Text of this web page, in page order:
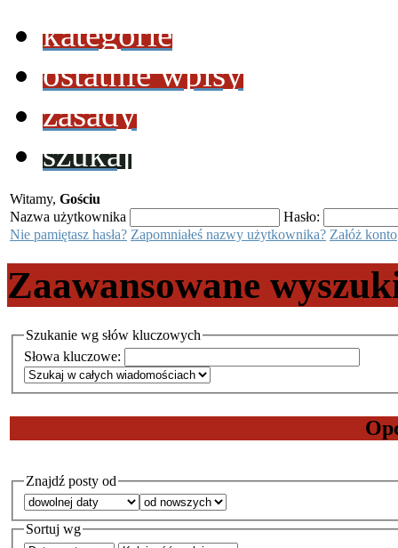
kategorie
ostatnie wpisy
zasady
szukaj
Witamy, Gościu
Nazwa użytkownika
Hasło:
Nie pamiętasz hasła? Zapomniałeś nazwy użytkownika? Załóż konto
Zaawansowane
Szukanie wg słów kluczowych
Słowa kluczowe:
Znajdź posty od
Sortuj wg